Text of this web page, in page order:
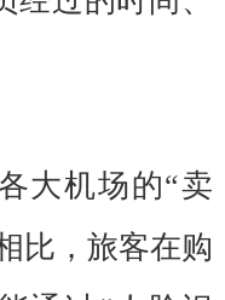
机场的“卖
比，旅客在购